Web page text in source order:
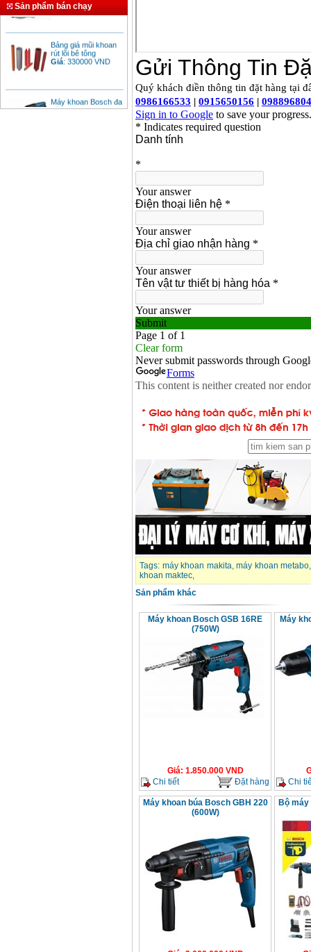
Sản phẩm bán chạy
rút lõi bê tông
Giá:330000VND
năng GBH 2-26DRE
(800W)
Tags: máy khoan makita,máy khoan metabo
khoan maktec,
Sản phẩm khác
Máy khoan Bosch GSB 16RE
(750W)
Giá: 1.850.000VND
Chi tiết
Đặt hàng
Máy
Chi
Máy khoan búa Bosch GBH 220
(600W)
Bộ